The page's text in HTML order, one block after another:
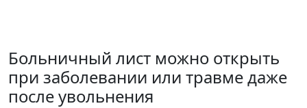
Больничный лист можно открыть
при заболевании или травме даже
после увольнения